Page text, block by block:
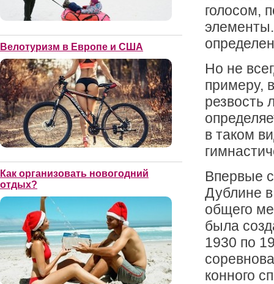
Велотуризм в Европе и США
Как организовать новогодний
отдых?
голосом,
Но не
примеру,
резвость
в таком
Впервые
Дублине в
общего
была
1930 по
конного